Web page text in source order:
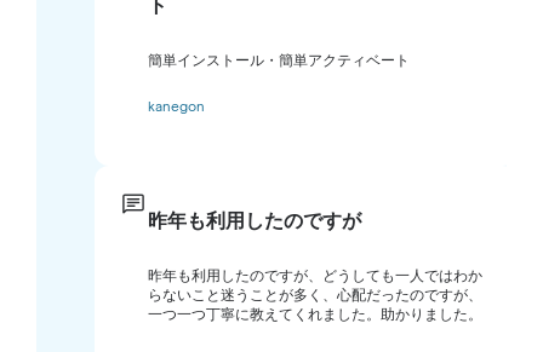
ト
簡単インストール・簡単アクティベート
kanegon
昨年も利用したのですが
昨年も利用したのですが、どうしても一人ではわか
らないこと迷うことが多く、心配だったのですが、
一つ一つ丁寧に教えてくれました。助かりました。